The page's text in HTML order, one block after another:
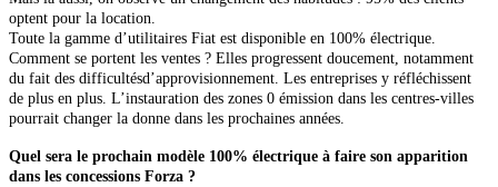
optent pour la location.
Toute la gamme d’utilitaires Fiat est disponible en 100% électrique.
Comment se portent les ventes ? Elles progressent doucement, notamment
du fait des difficultésd’approvisionnement. Les entreprises y réfléchissent
de plus en plus. L’instauration des zones 0 émission dans les centres-villes
pourrait changer la donne dans les prochaines années.
Quel sera le prochain modèle 100% électrique à faire son apparition
dans les concessions Forza ?